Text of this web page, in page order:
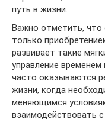
путь в жизни.
Важно отметить, что
только
развивает такие
управление
часто оказываются
жизни, когда
меняющимся
взаимодействовать